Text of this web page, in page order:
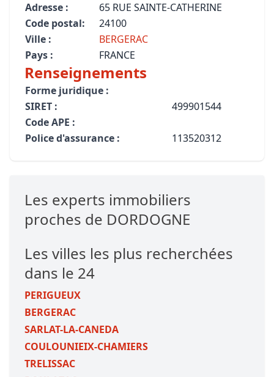
Adresse :
65 RUE SAINTE-CATHERINE
Code postal:
24100
Ville :
BERGERAC
Pays :
FRANCE
Renseignements
Forme juridique :
SIRET :
499901544
Code APE :
Police d'assurance :
113520312
Les experts immobiliers
proches de DORDOGNE
Les villes les plus recherchées
dans le 24
PERIGUEUX
BERGERAC
SARLAT-LA-CANEDA
COULOUNIEIX-CHAMIERS
TRELISSAC